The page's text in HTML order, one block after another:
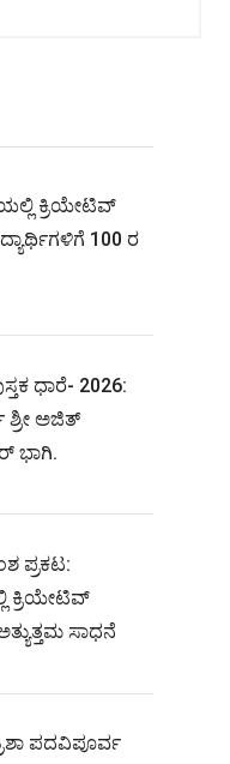
ಕ್ರಿಯೇಟಿವ್
100 ರ
ಧಾರೆ- 2026:
ಶ್ರೀ ಅಜಿತ್
ಭಾಗಿ.
ಪ್ರಕಟ:
ಕ್ರಿಯೇಟಿವ್‌
ಸಾಧನೆ
ಪದವಿಪೂರ್ವ